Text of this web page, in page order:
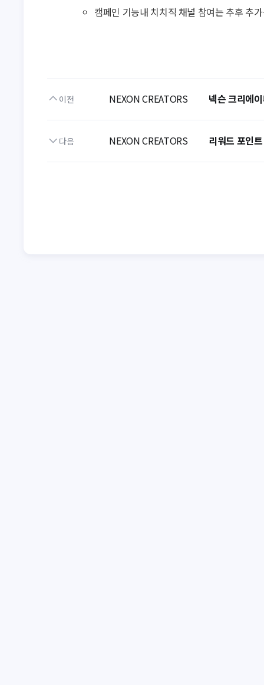
이전 NEXON CREATORS 넥슨 크리에
다음 NEXON CREATORS 리워드 포인